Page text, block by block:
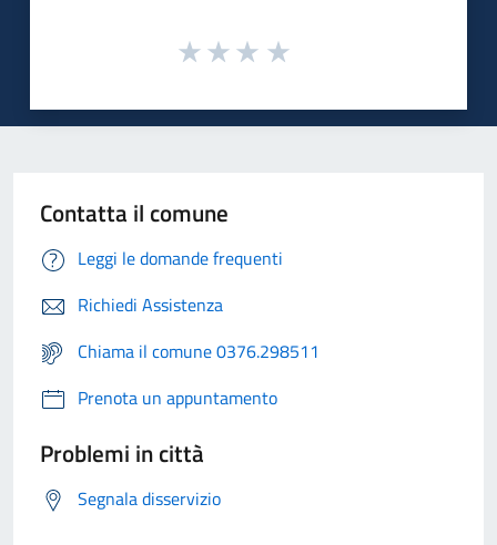
Contatta il comune
Leggi le domande frequenti
Richiedi Assistenza
Chiama il comune 0376.298511
Prenota un appuntamento
Problemi in città
Segnala disservizio